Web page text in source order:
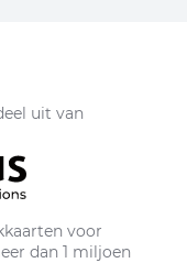
uit van
voor
dan 1 miljoen